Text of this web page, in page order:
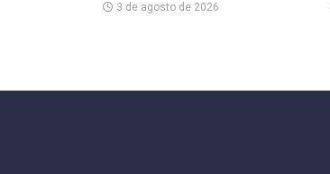
3 de agosto de 2026